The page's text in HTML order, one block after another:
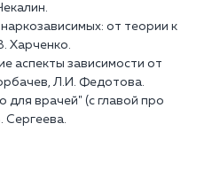
от теории к
Харченко.
аспекты зависимости от
Л.И. Федотова.
для врачей" (с главой про
Сергеева.